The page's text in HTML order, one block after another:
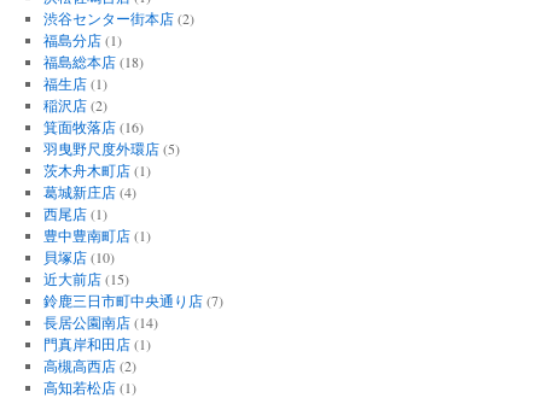
渋谷センター街本店(2)
福島分店(1)
福島総本店(18)
福生店(1)
稲沢店(2)
箕面牧落店(16)
羽曳野尺度外環店(5)
茨木舟木町店(1)
葛城新庄店(4)
西尾店(1)
豊中豊南町店(1)
貝塚店(10)
近大前店(15)
鈴鹿三日市町中央通り店(7)
長居公園南店(14)
門真岸和田店(1)
高槻高西店(2)
高知若松店(1)